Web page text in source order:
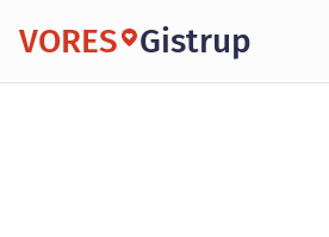
VORES Gistrup